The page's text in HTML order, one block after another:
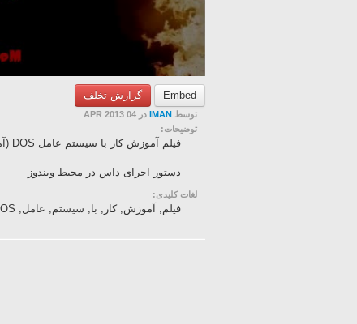
Embed گزارش تخلف
توسط IMAN در 04 APR 2013
توضیحات:
فیلم آموزش کار با سیستم عامل DOS (آموزش دستورات CMD )به زبان فارسی - قسمت 12
دستور اجرای داس در محیط ویندوز
لغات کلیدی:
فیلم, آموزش, کار, با, سیستم, عامل, DOS, (آموزش, دستورات, CMD, )به, زبان, فارسی, -, قسمت, 12